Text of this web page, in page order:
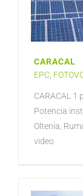
CARACAL
EPC
CARACAL
Potencia
Oltenia,
video